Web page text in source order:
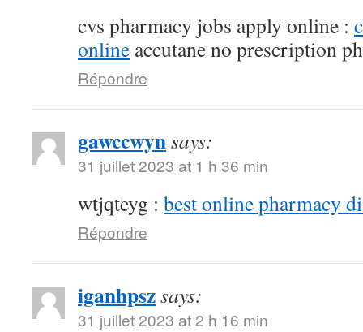
cvs pharmacy jobs apply online :
online accutane no prescription
Répondre
gawccwynsays:
31 juillet 2023 at 1 h 36 min
wtjqteyg : best online pharmacy
Répondre
iganhpszsays:
31 juillet 2023 at 2 h 16 min